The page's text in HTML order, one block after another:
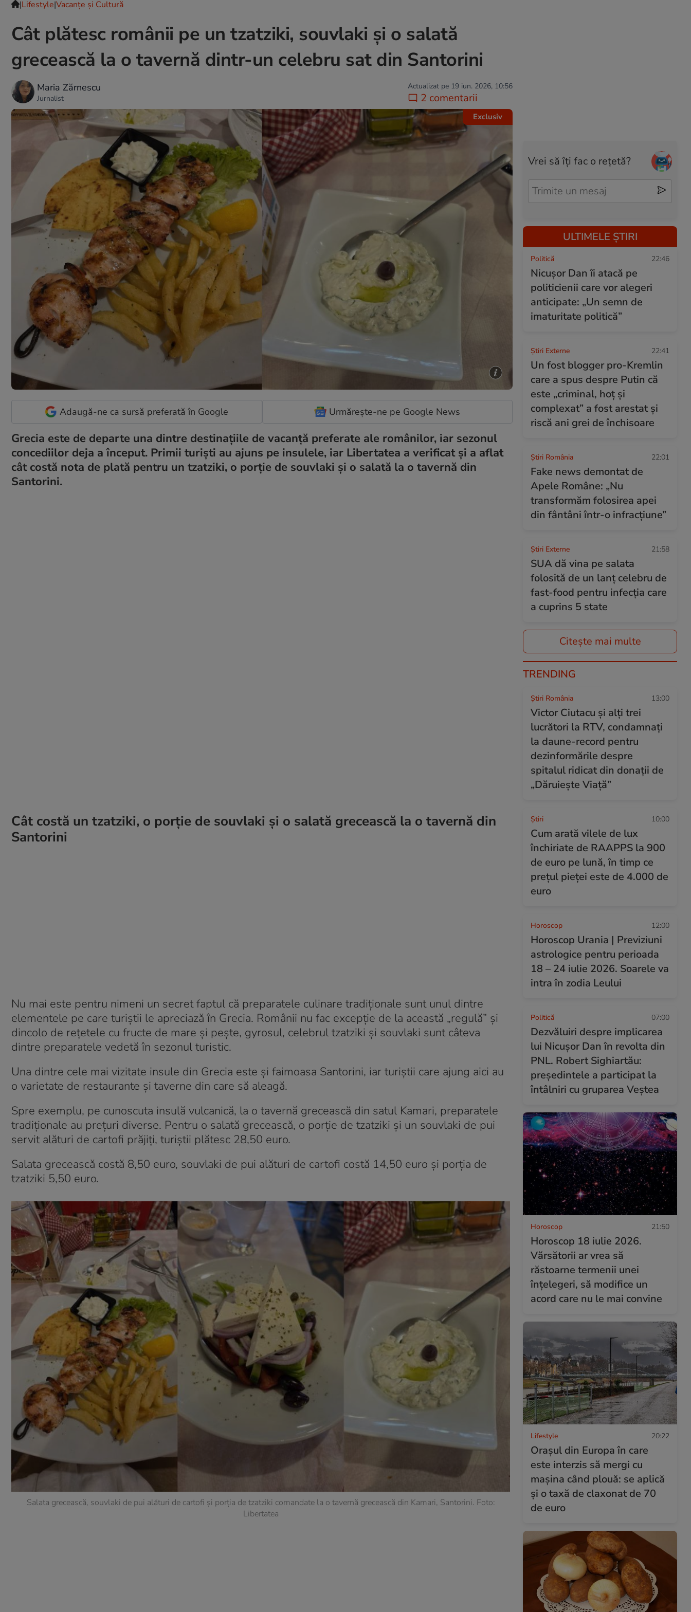
|Lifestyle|Vacanțe și Cultură
Cât plătesc românii pe un tzatziki, souvlaki și o salată
grecească la o tavernă dintr-un celebru sat din Santorini
Maria Zărnescu
Jurnalist
Actualizat pe 19 iun. 2026, 10:56
2 comentarii
Exclusiv
Adaugă-ne ca sursă preferată în Google Urmărește-ne pe Google News
Grecia este de departe una dintre destinațiile de vacanță preferate ale românilor, iar sezonul
concediilor deja a început. Primii turiști au ajuns pe insulele, iar Libertatea a verificat și a aflat
cât costă nota de plată pentru un tzatziki, o porție de souvlaki și o salată la o tavernă din
Santorini.
Cât costă un tzatziki, o porție de souvlaki și o salată grecească la o tavernă din
Santorini
Nu mai este pentru nimeni un secret faptul că preparatele culinare tradiționale sunt unul dintre
elementele pe care turiștii le apreciază în Grecia. Românii nu fac excepție de la această „regulă” și
dincolo de rețetele cu fructe de mare și pește, gyrosul, celebrul tzatziki și souvlaki sunt câteva
dintre preparatele vedetă în sezonul turistic.
Una dintre cele mai vizitate insule din Grecia este și faimoasa Santorini, iar turiștii care ajung aici au
o varietate de restaurante și taverne din care să aleagă.
Spre exemplu, pe cunoscuta insulă vulcanică, la o tavernă grecească din satul Kamari, preparatele
tradiționale au prețuri diverse. Pentru o salată grecească, o porție de tzatziki și un souvlaki de pui
servit alături de cartofi prăjiți, turiștii plătesc 28,50 euro.
Salata grecească costă 8,50 euro, souvlaki de pui alături de cartofi costă 14,50 euro și porția de
tzatziki 5,50 euro.
Salata grecească, souvlaki de pui alături de cartofi și porția de tzatziki comandate la o tavernă grecească din Kamari, Santorini. Foto:
Libertatea
Vrei să îți fac o rețetă?
ULTIMELE ȘTIRI
Politică 22:46
Nicușor Dan îi atacă pe
politicienii care vor alegeri
anticipate: „Un semn de
imaturitate politică”
Știri Externe 22:41
Un fost blogger pro-Kremlin
care a spus despre Putin că
este „criminal, hoț și
complexat” a fost arestat și
riscă ani grei de închisoare
Știri România 22:01
Fake news demontat de
Apele Române: „Nu
transformăm folosirea apei
din fântâni într-o infracțiune”
Știri Externe 21:58
SUA dă vina pe salata
folosită de un lanț celebru de
fast-food pentru infecția care
a cuprins 5 state
Citește mai multe
TRENDING
Știri România 13:00
Victor Ciutacu și alți trei
lucrători la RTV, condamnați
la daune-record pentru
dezinformările despre
spitalul ridicat din donații de
„Dăruiește Viață”
Ştiri 10:00
Cum arată vilele de lux
închiriate de RAAPPS la 900
de euro pe lună, în timp ce
prețul pieței este de 4.000 de
euro
Horoscop 12:00
Horoscop Urania | Previziuni
astrologice pentru perioada
18 – 24 iulie 2026. Soarele va
intra în zodia Leului
Politică 07:00
Dezvăluiri despre implicarea
lui Nicușor Dan în revolta din
PNL. Robert Sighiartău:
președintele a participat la
întâlniri cu gruparea Veștea
Horoscop 21:50
Horoscop 18 iulie 2026.
Vărsătorii ar vrea să
răstoarne termenii unei
înțelegeri, să modifice un
acord care nu le mai convine
Lifestyle 20:22
Orașul din Europa în care
este interzis să mergi cu
mașina când plouă: se aplică
și o taxă de claxonat de 70
de euro